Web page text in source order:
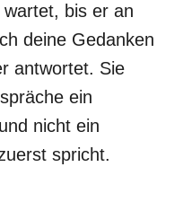
bis er an
deine Gedanken
antwortet. Sie
ein
nicht ein
spricht.